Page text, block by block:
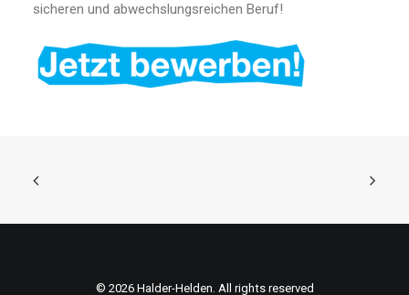
sicheren und abwechslungsreichen Beruf!
© 2026 Halder-Helden. All rights reserved